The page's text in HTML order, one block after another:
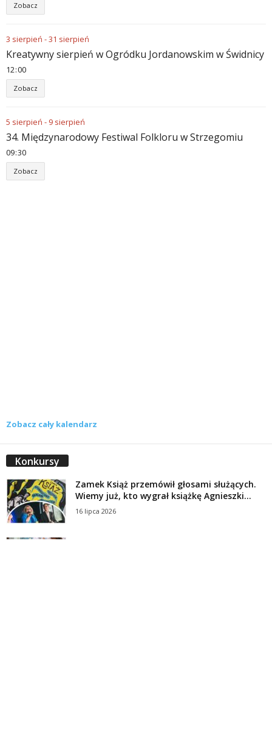
Zobacz
3 sierpień -31 sierpień
Kreatywny sierpień w Ogródku Jordanowskim w Świdnicy
12:00
Zobacz
5 sierpień - 9 sierpień
34. Międzynarodowy Festiwal Folkloru w Strzegomiu
09:30
Zobacz
Zobacz cały kalendarz
Konkursy
Zamek Książ przemówił głosami służących.
Wiemy już, kto wygrał książkę Agnieszki...
16 lipca 2026